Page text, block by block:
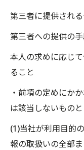
第三者に提供され
第三者への提供の
本人の求めに応じ
ること
・前項の定めにか
は該当しないものと
(1)当社が利用目的
報の取扱いの全部